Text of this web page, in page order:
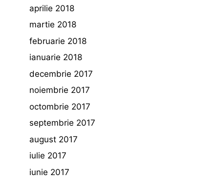
aprilie 2018
martie 2018
februarie 2018
ianuarie 2018
decembrie 2017
noiembrie 2017
octombrie 2017
septembrie 2017
august 2017
iulie 2017
iunie 2017